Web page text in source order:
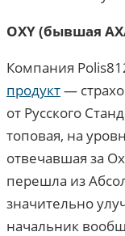
OXY (бывшая
Компания
продукт—
от Русского
топовая, на
отвечавшая за
перешла из
значительно
начальник